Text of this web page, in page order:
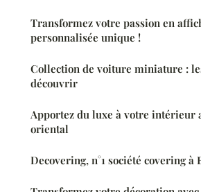
Transformez votre passion en
personnalisée unique !
Collection de voiture miniature :
découvrir
Apportez du luxe à votre intérieur
oriental
Decovering, n°1 société covering à